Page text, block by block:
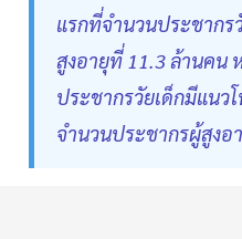
แรกที่จำนวนประชากร
สูงอายุที่ 11.3 ล้านคน
ประชากรวัยเด็กมีแนว
จำนวนประชากรผู้สูงอ